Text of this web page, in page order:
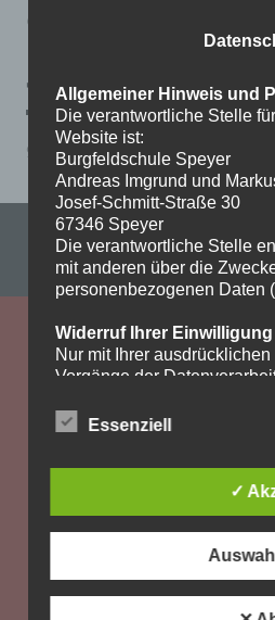
9-10-KATH.-
JOCHEM
9-10-kath.-Religion-Jochem
Impressum &
WordPress-Theme: Dynamic
Allgemeiner Hinweis und
Die verantwortliche Stelle
Website ist:
Burgfeldschule Speyer
Andreas Imgrund und
Josef-Schmitt-Straße 30
67346 Speyer
Die verantwortliche Stelle
mit anderen über die
personenbezogenen Daten
Widerruf Ihrer
Nur mit Ihrer
Vorgänge der
Widerruf genügt eine
Recht auf Beschwerde bei
Aufsichtsbehörde
Als Betroffener steht Ihnen
der zuständigen
Aufsichtsbehörde
Essenziell
✓